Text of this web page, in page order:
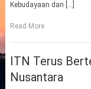
Kebudayaan dan […]
Read More
ITN Terus
Nusantara